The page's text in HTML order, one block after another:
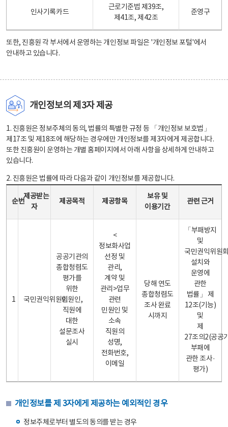
인사기록카드
근로기준법 제39조,
제41조, 제42조
준영구
또한, 진흥원 각 부서에서 운영하는 개인정보 파일은 '개인정보 포털'에서
안내하고 있습니다.
개인정보의 제3자 제공
1. 진흥원은 정보주체의 동의, 법률의 특별한 규정 등 「개인정보 보호법」
제17조 및 제18조에 해당하는 경우에만 개인정보를 제3자에게 제공합니다.
또한 진흥원이 운영하는 개별 홈페이지에서 아래 사항을 상세하게 안내하고
있습니다.
2. 진흥원은 법률에 따라 다음과 같이 개인정보를 제공합니다.
순번
제공받는
자
제공목적 제공항목
보유 및
이용기간
관련 근거
1 국민권익위원회
공공기관의
종합청렴도
평가를
위한
민원인,
직원에
대한
설문조사
실시
<
정보화사업
선정 및
관리,
계약 및
관리>업무
관련
민원인 및
소속
직원의
성명,
전화번호,
이메일
당해 연도
종합청렴도
조사 완료
시까지
「부패방지
및
국민권익위원
설치와
운영에
관한
법률」 제
12조(기능)
및
제
27조의2(공공
부패에
관한 조사·
평가)
개인정보를 제 3자에게 제공하는 예외적인 경우
정보주체로부터 별도의 동의를 받는 경우